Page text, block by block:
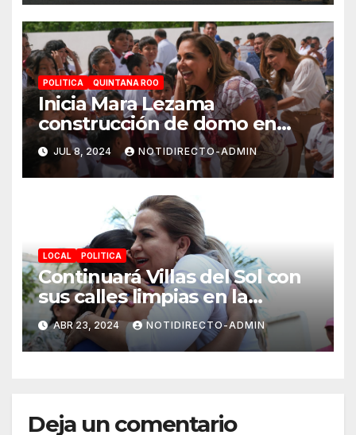
POLITICA QUINTANA ROO
Inicia Mara Lezama
construcción de domo en
Primaria “Ermilo Abreu
Gómez” en Benito Juárez
para bienestar de alumnas y
alumnos
JUL 8, 2024 NOTIDIRECTO-ADMIN
LOCAL POLITICA
Continuará Villas del Sol con
sus calles limpias en la
renovación: Lili Campos
ABR 23, 2024 NOTIDIRECTO-ADMIN
Deja un comentario